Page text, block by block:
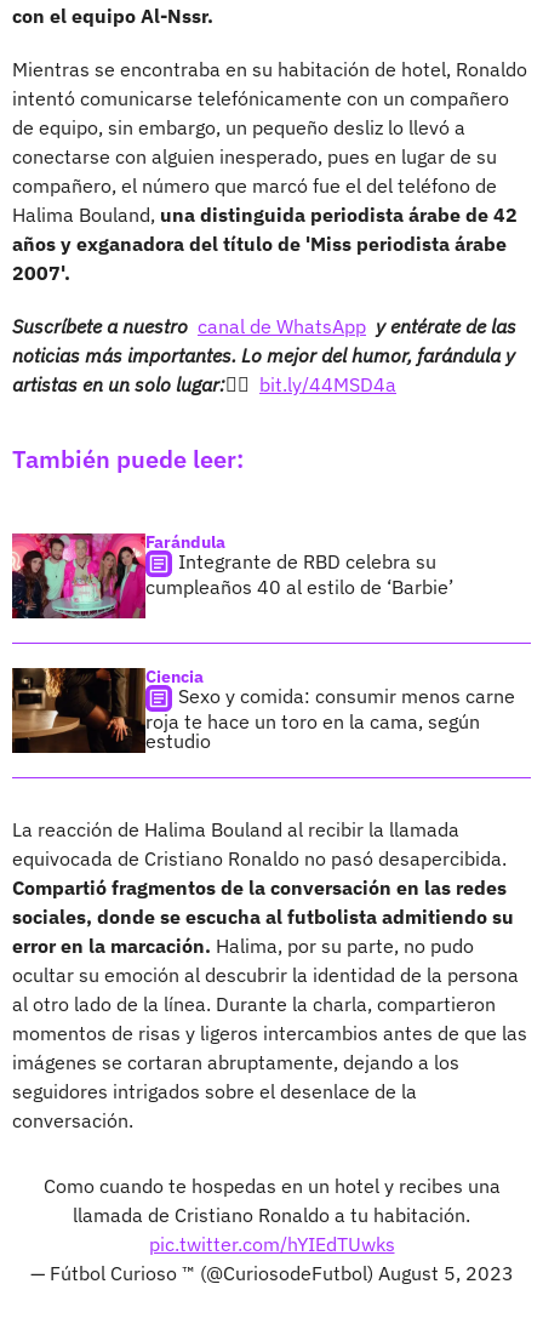
con el equipo Al-Nssr.
Mientras se encontraba en su habitación de hotel, Ronaldo
intentó comunicarse telefónicamente con un compañero
de equipo, sin embargo, un pequeño desliz lo llevó a
conectarse con alguien inesperado, pues en lugar de su
compañero, el número que marcó fue el del teléfono de
Halima Bouland, una distinguida periodista árabe de 42
años y exganadora del título de 'Miss periodista árabe
2007'.
Suscríbete a nuestro canal de WhatsApp y entérate de las
noticias más importantes. Lo mejor del humor, farándula y
artistas en un solo lugar:👉🏻 bit.ly/44MSD4a
También puede leer:
Farándula
Integrante de RBD celebra su
cumpleaños 40 al estilo de ‘Barbie’
Ciencia
Sexo y comida: consumir menos carne
roja te hace un toro en la cama, según
estudio
La reacción de Halima Bouland al recibir la llamada
equivocada de Cristiano Ronaldo no pasó desapercibida.
Compartió fragmentos de la conversación en las redes
sociales, donde se escucha al futbolista admitiendo su
error en la marcación. Halima, por su parte, no pudo
ocultar su emoción al descubrir la identidad de la persona
al otro lado de la línea. Durante la charla, compartieron
momentos de risas y ligeros intercambios antes de que las
imágenes se cortaran abruptamente, dejando a los
seguidores intrigados sobre el desenlace de la
conversación.
Como cuando te hospedas en un hotel y recibes una
llamada de Cristiano Ronaldo a tu habitación.
pic.twitter.com/hYIEdTUwks
— Fútbol Curioso ™ (@CuriosodeFutbol) August 5, 2023